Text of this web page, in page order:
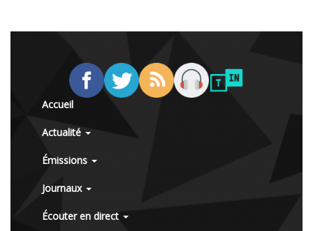
Accueil
Actualité
Émissions
Journaux
Écouter en direct